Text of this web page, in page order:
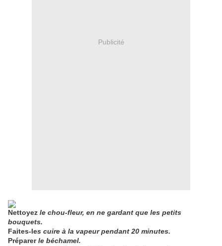
Publicité
Nettoyez le chou-fleur, en ne gardant que les petits
bouquets.
Faites-les cuire à la vapeur pendant 20 minutes.
Préparerle béchamel.